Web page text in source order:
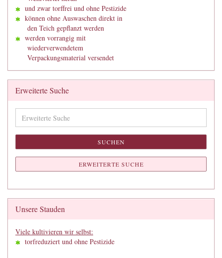
und zwar torffrei und ohne Pestizide
können ohne Auswaschen direkt in
den Teich gepflanzt werden
werden vorrangig mit
wiederverwendetem
Verpackungsmaterial versendet
Erweiterte Suche
Suche
SUCHEN
ERWEITERTE SUCHE
Unsere Stauden
Viele kultivieren wir selbst:
torfreduziert und ohne Pestizide